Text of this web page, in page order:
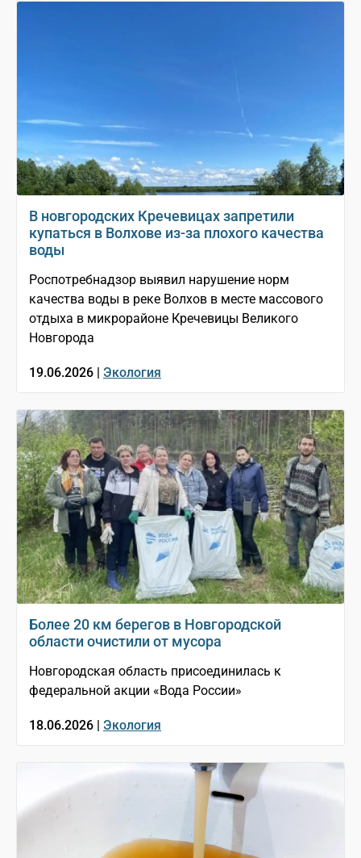
В новгородских Кречевицах запретили
купаться в Волхове из-за плохого качества
воды
Роспотребнадзор выявил нарушение норм
качества воды в реке Волхов в месте массового
отдыха в микрорайоне Кречевицы Великого
Новгорода
19.06.2026 | Экология
Более 20 км берегов в Новгородской
области очистили от мусора
Новгородская область присоединилась к
федеральной акции «Вода России»
18.06.2026 | Экология